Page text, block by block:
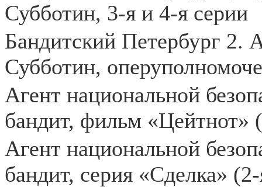
Субботин, 3-я и 4-я серии
Бандитский Петербург 2.
Субботин,
Агент национальной
бандит, фильм «Цейтнот»
Агент национальной
бандит, серия «Сделка»